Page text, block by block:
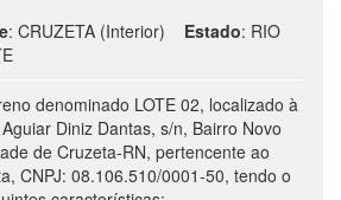
: CRUZETA (Interior) Estado: RIO
denominado LOTE 02, localizado à
Diniz Dantas, s/n, Bairro Novo
de Cruzeta-RN, pertencente ao
CNPJ: 08.106.510/0001-50, tendo o